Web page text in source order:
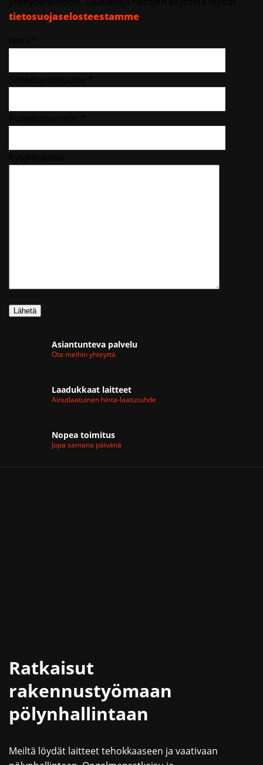
tietosuojaselosteestamme
Asiantunteva palvelu
Ota meihin yhteyttä
Laadukkaat laitteet
Ainutlaatuinen hinta-laatusuhde
Nopea toimitus
Jopa samana päivänä
Ratkaisut
rakennustyömaan
pölynhallintaan
Meiltä löydät laitteet tehokkaaseen ja vaativaan